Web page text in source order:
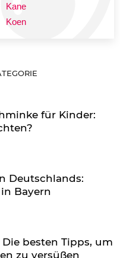
Kane
Koen
für Kinder:
Deutschlands:
Bayern
besten Tipps, um
zu versüßen